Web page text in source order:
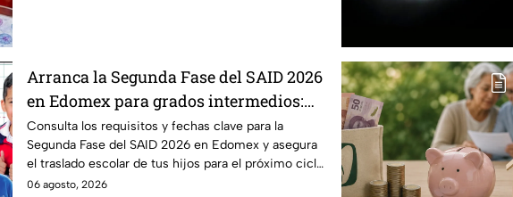
Arranca la Segunda Fase del SAID 2026
en Edomex para grados intermedios:
Fechas clave y requisitos para cambios
de escuela
Consulta los requisitos y fechas clave para la
Segunda Fase del SAID 2026 en Edomex y asegura
el traslado escolar de tus hijos para el próximo ciclo
escolar.
06 agosto, 2026